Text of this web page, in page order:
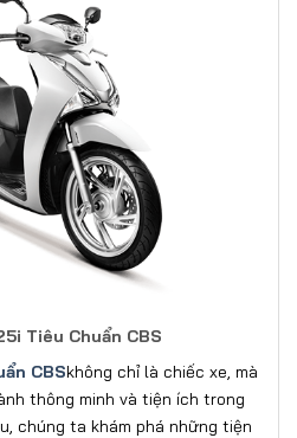
Tiêu Chuẩn CBS
CBSkhông chỉ là chiếc xe, mà
thông minh và tiện ích trong
chúng ta khám phá những tiện